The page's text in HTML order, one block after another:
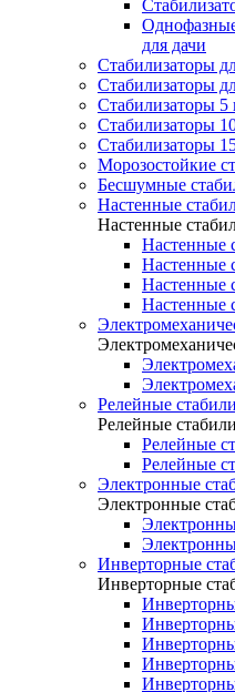
для дачи
Стабилизаторы
Стабилизаторы
Стабилизаторы 5
Стабилизаторы
Стабилизаторы
Морозостойкие
Бесшумные
Настенные
Настенные
Настенные
Настенные
Настенные
Настенные
Релейные
Релейные
Релейные
Релейные
Электронные
Электронные
Инверторные
Инверторные